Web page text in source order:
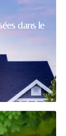
dans le